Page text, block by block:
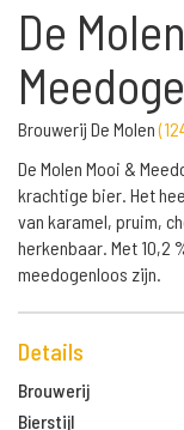
De
Brouwerij De Molen(
De Molen Mooi &
krachtige bier. Het
van karamel, pruim,
herkenbaar. Met 10,2
meedogenloos zijn.
Details
Brouwerij
Bierstijl